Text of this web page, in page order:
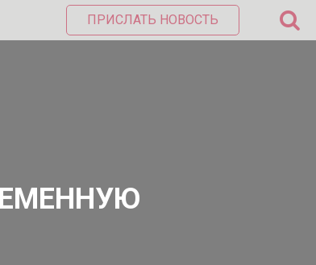
ПРИСЛАТЬ НОВОСТЬ